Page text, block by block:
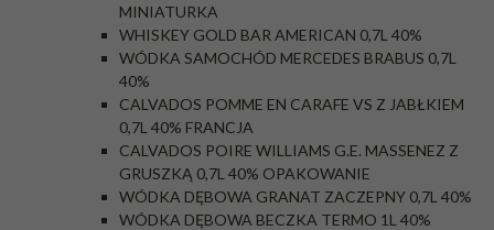
MINIATURKA
WHISKEY GOLD BAR AMERICAN 0,7L 40%
WÓDKA SAMOCHÓD MERCEDES BRABUS 0,7L
40%
CALVADOS POMME EN CARAFE VS Z JABŁKIEM
0,7L 40% FRANCJA
CALVADOS POIRE WILLIAMS G.E. MASSENEZ Z
GRUSZKĄ 0,7L 40% OPAKOWANIE
WÓDKA DĘBOWA GRANAT ZACZEPNY 0,7L 40%
WÓDKA DĘBOWA BECZKA TERMO 1L 40%